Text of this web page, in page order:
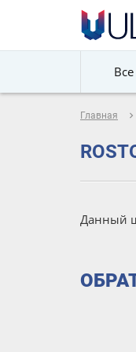
Главная navigate_next
Данный